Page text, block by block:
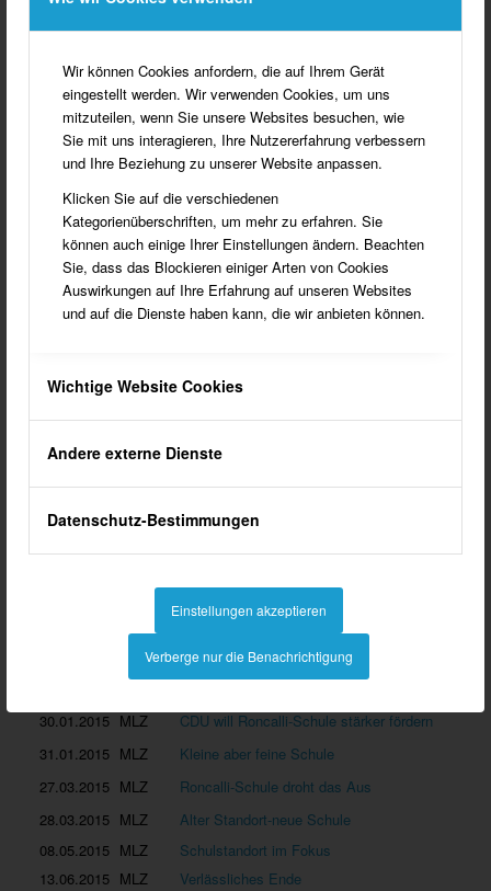
Wir können Cookies anfordern, die auf Ihrem Gerät
eingestellt werden. Wir verwenden Cookies, um uns
mitzuteilen, wenn Sie unsere Websites besuchen, wie
Sie mit uns interagieren, Ihre Nutzererfahrung verbessern
und Ihre Beziehung zu unserer Website anpassen.
Klicken Sie auf die verschiedenen
Kategorienüberschriften, um mehr zu erfahren. Sie
können auch einige Ihrer Einstellungen ändern. Beachten
Sie, dass das Blockieren einiger Arten von Cookies
Auswirkungen auf Ihre Erfahrung auf unseren Websites
und auf die Dienste haben kann, die wir anbieten können.
Wichtige Website Cookies
Andere externe Dienste
Datenschutz-Bestimmungen
Einstellungen akzeptieren
Verberge nur die Benachrichtigung
Übermittagsbereich der Hauptschule…
09.10.2010 MLZ
In alle Richtungen denken
22.06.2011 MLZ
Gemeinde plant weiter – Zukunft der
weiterführenden Schule wird gesichert
26.01.2012 MLZ
Junge Kraft an der Spitze. Friederike Voß
wird offiziell zur Schulleiterin der St. Vitus-
Grundschule ernannt
06.07.2012 MLZ
Institution und Legende. Abschied
genommen von Rektorin Doris Bennemann
und Lehrer Klaus Huesker
jettz eigenen Bereich für
08.02.2013
Christoph Liesner wird neuer Rektor
abwickeln
Hauptschule
MLZ
Lernen mit dem Tablett
30.01.2015 MLZ
CDU will Roncalli-Schule stärker fördern
31.01.2015 MLZ
Kleine aber feine Schule
27.03.2015 MLZ
Roncalli-Schule droht das Aus
28.03.2015 MLZ
Alter Standort-neue Schule
08.05.2015 MLZ
Schulstandort im Fokus
13.06.2015 MLZ
Verlässliches Ende